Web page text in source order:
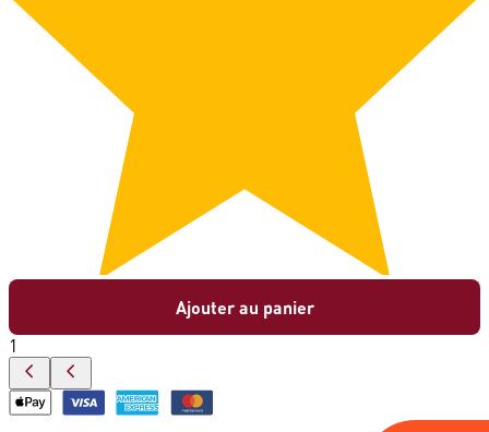
Ajouter au panier
1